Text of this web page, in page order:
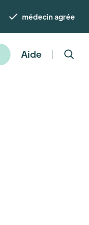
médecin agrée
Aide